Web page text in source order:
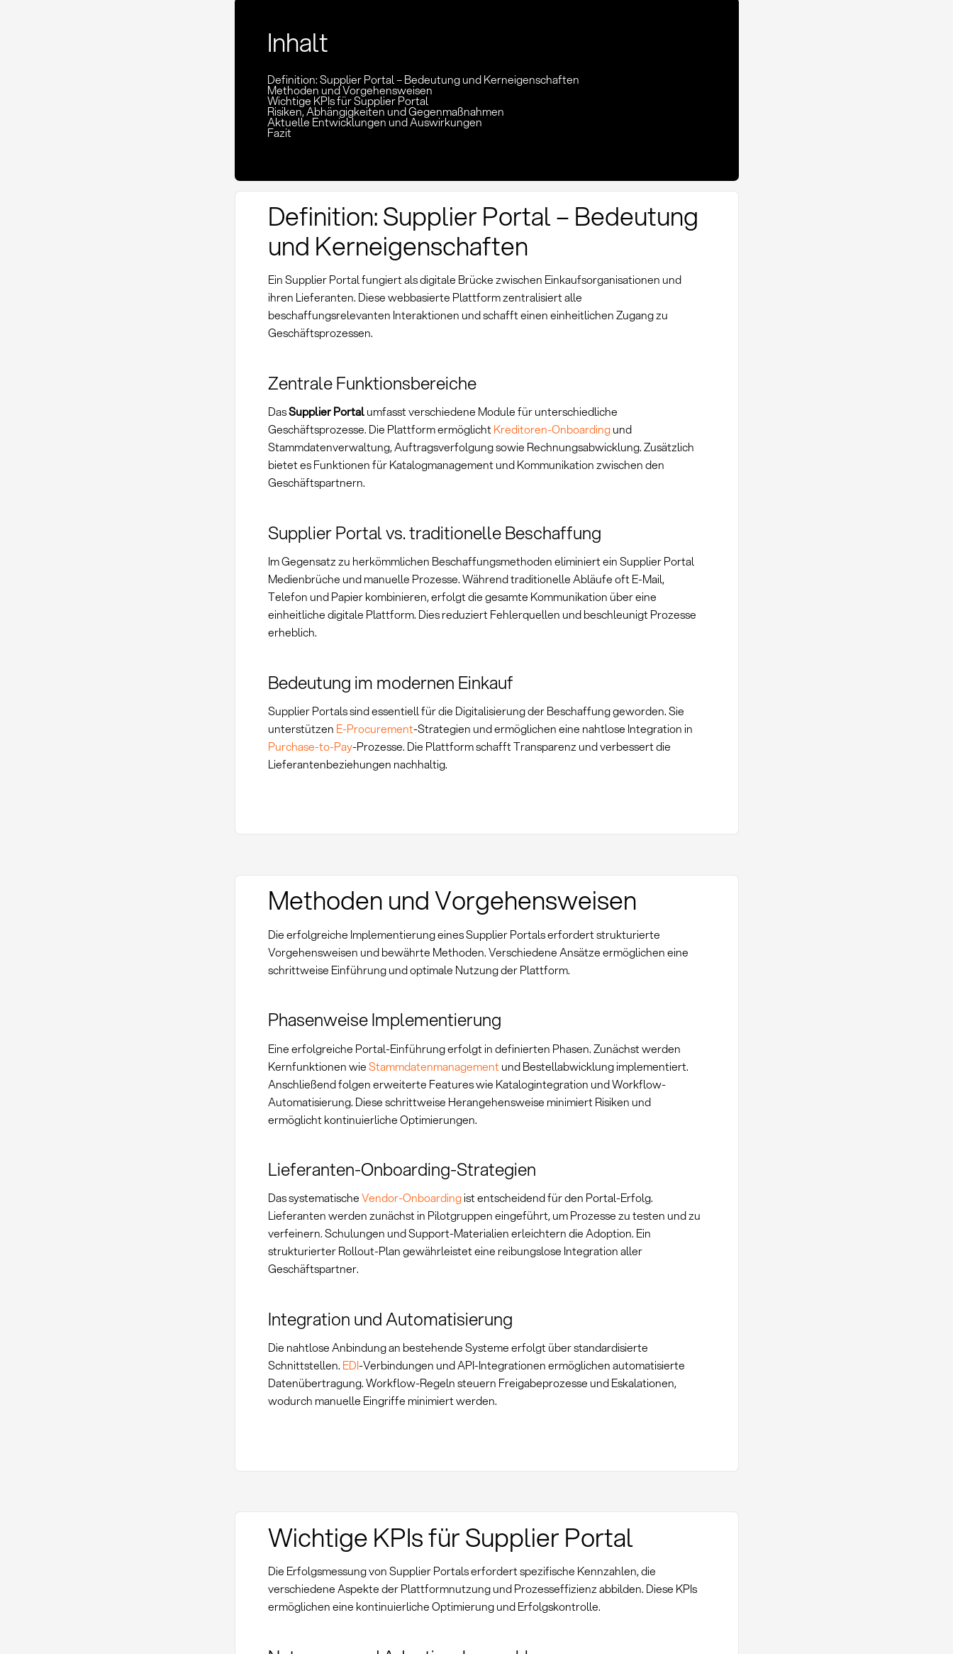
Inhalt
Definition: Supplier Portal – Bedeutung und Kerneigenschaften
Methoden und Vorgehensweisen
Wichtige KPIs für Supplier Portal
Risiken, Abhängigkeiten und Gegenmaßnahmen
Aktuelle Entwicklungen und Auswirkungen
Fazit
Definition: Supplier Portal – Bedeutung
und Kerneigenschaften
Ein Supplier Portal fungiert als digitale Brücke zwischen Einkaufsorganisationen und
ihren Lieferanten. Diese webbasierte Plattform zentralisiert alle
beschaffungsrelevanten Interaktionen und schafft einen einheitlichen Zugang zu
Geschäftsprozessen.
Zentrale Funktionsbereiche
DasSupplier Portalumfasst verschiedene Module für unterschiedliche
Geschäftsprozesse. Die Plattform ermöglicht Kreditoren-Onboardingund
Stammdatenverwaltung, Auftragsverfolgung sowie Rechnungsabwicklung. Zusätzlich
bietet es Funktionen für Katalogmanagement und Kommunikation zwischen den
Geschäftspartnern.
Supplier Portal vs. traditionelle Beschaffung
Im Gegensatz zu herkömmlichen Beschaffungsmethoden eliminiert ein Supplier Portal
Medienbrüche und manuelle Prozesse. Während traditionelle Abläufe oft E-Mail,
Telefon und Papier kombinieren, erfolgt die gesamte Kommunikation über eine
einheitliche digitale Plattform. Dies reduziert Fehlerquellen und beschleunigt Prozesse
erheblich.
Bedeutung im modernen Einkauf
Supplier Portals sind essentiell für die Digitalisierung der Beschaffung geworden. Sie
unterstützen E-Procurement-Strategien und ermöglichen eine nahtlose Integration in
Purchase-to-Pay-Prozesse. Die Plattform schafft Transparenz und verbessert die
Lieferantenbeziehungen nachhaltig.
Methoden und Vorgehensweisen
Die erfolgreiche Implementierung eines Supplier Portals erfordert strukturierte
Vorgehensweisen und bewährte Methoden. Verschiedene Ansätze ermöglichen eine
schrittweise Einführung und optimale Nutzung der Plattform.
Phasenweise Implementierung
Eine erfolgreiche Portal-Einführung erfolgt in definierten Phasen. Zunächst werden
Kernfunktionen wieStammdatenmanagement und Bestellabwicklung implementiert.
Anschließend folgen erweiterte Features wie Katalogintegration und Workflow-
Automatisierung. Diese schrittweise Herangehensweise minimiert Risiken und
ermöglicht kontinuierliche Optimierungen.
Lieferanten-Onboarding-Strategien
Das systematischeVendor-Onboardingist entscheidend für den Portal-Erfolg.
Lieferanten werden zunächst in Pilotgruppen eingeführt, um Prozesse zu testen und zu
verfeinern. Schulungen und Support-Materialien erleichtern die Adoption. Ein
strukturierter Rollout-Plan gewährleistet eine reibungslose Integration aller
Geschäftspartner.
Integration und Automatisierung
Die nahtlose Anbindung an bestehende Systeme erfolgt über standardisierte
Schnittstellen. EDI-Verbindungen und API-Integrationen ermöglichen automatisierte
Datenübertragung. Workflow-Regeln steuern Freigabeprozesse und Eskalationen,
wodurch manuelle Eingriffe minimiert werden.
Wichtige KPIs für Supplier Portal
Die Erfolgsmessung von Supplier Portals erfordert spezifische Kennzahlen, die
verschiedene Aspekte der Plattformnutzung und Prozesseffizienz abbilden. Diese KPIs
ermöglichen eine kontinuierliche Optimierung und Erfolgskontrolle.